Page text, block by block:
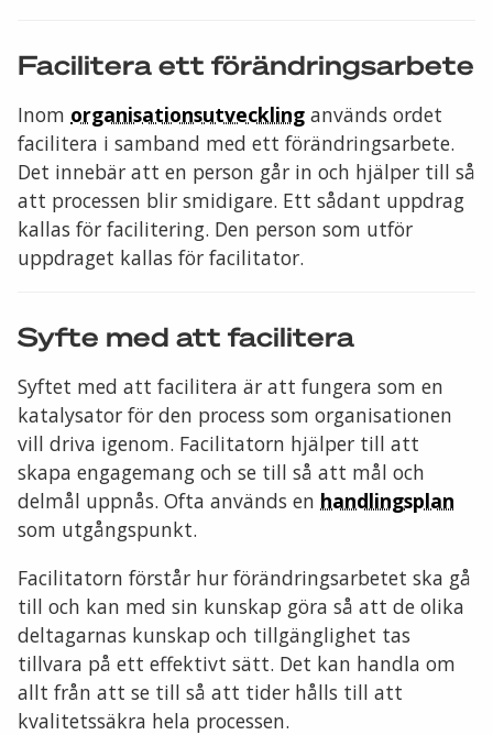
Facilitera ett förändringsarbete
Inom organisationsutveckling används ordet
facilitera i samband med ett förändringsarbete.
Det innebär att en person går in och hjälper till så
att processen blir smidigare. Ett sådant uppdrag
kallas för facilitering. Den person som utför
uppdraget kallas för facilitator.
Syfte med att facilitera
Syftet med att facilitera är att fungera som en
katalysator för den process som organisationen
vill driva igenom. Facilitatorn hjälper till att
skapa engagemang och se till så att mål och
delmål uppnås. Ofta används en handlingsplan
som utgångspunkt.
Facilitatorn förstår hur förändringsarbetet ska gå
till och kan med sin kunskap göra så att de olika
deltagarnas kunskap och tillgänglighet tas
tillvara på ett effektivt sätt. Det kan handla om
allt från att se till så att tider hålls till att
kvalitetssäkra hela processen.